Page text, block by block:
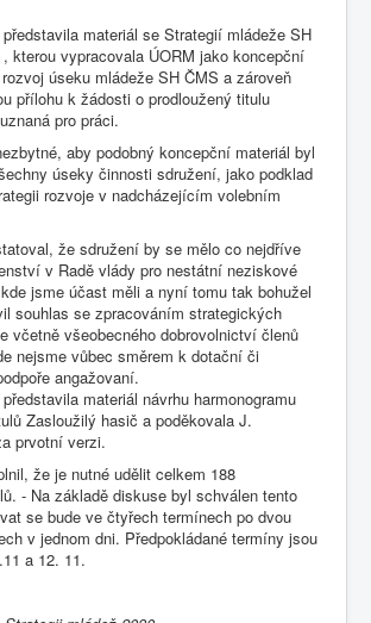
materiál se Strategií mládeže SH
kterou vypracovala ÚORM jako koncepční
úseku mládeže SH ČMS a zároveň
přílohu k žádosti o prodloužený titulu
pro práci.
aby podobný koncepční materiál byl
úseky činnosti sdružení, jako podklad
rozvoje v nadcházejícím volebním
že sdružení by se mělo co nejdříve
v Radě vlády pro nestátní neziskové
jsme účast měli a nyní tomu tak bohužel
souhlas se zpracováním strategických
včetně všeobecného dobrovolnictví členů
nejsme vůbec směrem k dotační či
angažovaní.
materiál návrhu harmonogramu
Zasloužilý hasič a poděkovala J.
prvotní verzi.
že je nutné udělit celkem 188
- Na základě diskuse byl schválen tento
se bude ve čtyřech termínech po dvou
v jednom dni. Předpokládané termíny jsou
a 12. 11.